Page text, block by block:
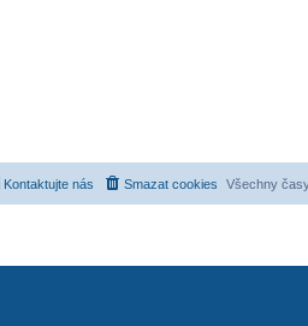
Všechny
Smazat cookies
Kontaktujte nás